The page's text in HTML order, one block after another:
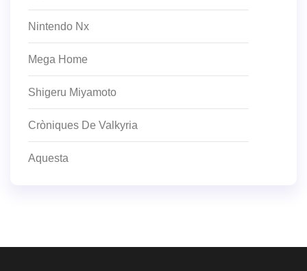
Nintendo Nx
Mega Home
Shigeru Miyamoto
Cròniques De Valkyria
Aquesta